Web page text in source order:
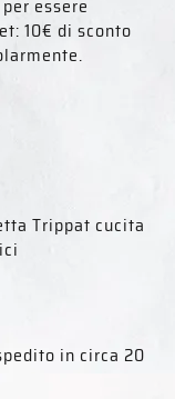
essere
10€ di sconto
Trippat cucita
in circa 20